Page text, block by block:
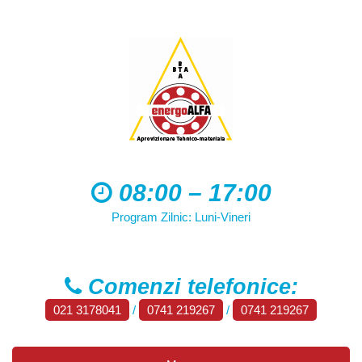
08:00 – 17:00
Program Zilnic: Luni-Vineri
Comenzi telefonice:
021 3178041 / 0741 219267 / 0741 219267